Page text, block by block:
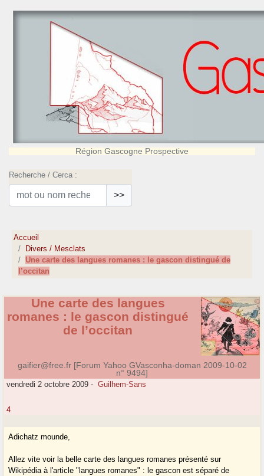
Région Gascogne Prospective
Recherche / Cerca :
>>
Accueil
Divers / Mesclats
Une carte des langues romanes : le gascon distingué de
l’occitan
Une carte des langues
romanes : le gascon distingué
de l’occitan
gaifier@free.fr [Forum Yahoo GVasconha-doman 2009-10-02
n° 9494]
vendredi 2 octobre 2009 - Guilhem-Sans
4
Adichatz mounde,
Allez vite voir la belle carte des langues romanes présenté sur
Wikipédia à l'article "langues romanes" : le gascon est séparé de